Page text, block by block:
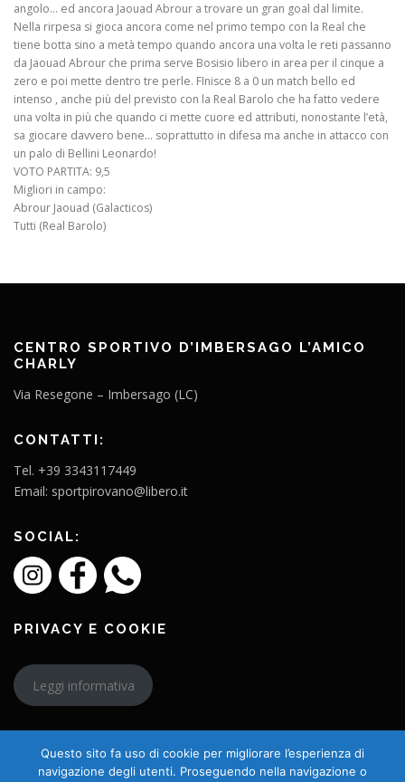
angolo… ed ancora Jaouad Abrour a trovare un gran goal dal limite.
Nella rirpesa si gioca ancora come nel primo tempo con la Real che
tiene botta sino a metà tempo quando ancora una volta le reti passanno
da Jaouad Abrour che prima serve Bosisio libero in area per il cinque a
zero e poi mette dentro tre perle. FInisce 8 a 0 un match bello ed
intenso , anche più del previsto con la Real Barolo che ha fatto vedere
una volta in più che quando ci mette cuore ed attributi, nonostante l’età,
sa giocare davvero bene… soprattutto in difesa ma anche in attacco con
un palo di Bellini Leonardo!
VOTO PARTITA: 9,5
Migliori in campo:
Abrour Jaouad (Galacticos)
Tutti (Real Barolo)
CENTRO SPORTIVO D’IMBERSAGO L’AMICO
CHARLY
Via Resegone – Imbersago (LC)
CONTATTI:
Tel. +39 3343117449
Email: sportpirovano@libero.it
SOCIAL:
PRIVACY E COOKIE
Leggi informativa
Questo sito fa uso di cookie per migliorare l’esperienza di
navigazione degli utenti. Proseguendo nella navigazione o